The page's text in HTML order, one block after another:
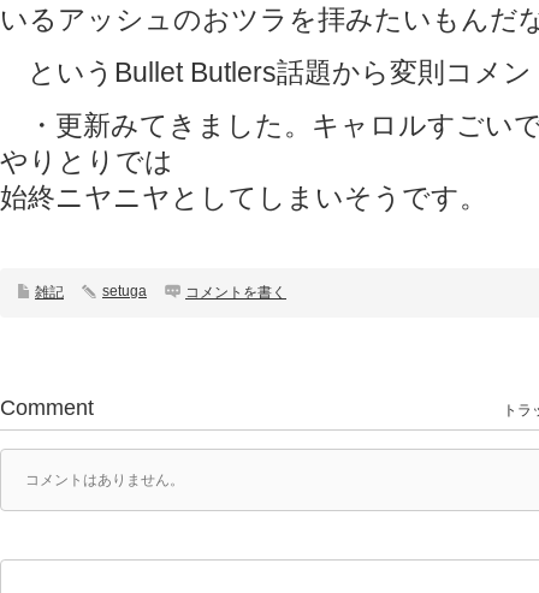
いるアッシュのおツラを拝みたいもんだ
というBullet Butlers話題から変則コメン
・更新みてきました。キャロルすごい
やりとりでは
始終ニヤニヤとしてしまいそうです。
雑記 setuga コメントを書く
Comment トラ
コメントはありません。